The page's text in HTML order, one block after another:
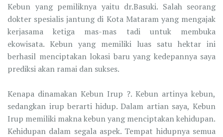
Kebun yang pemiliknya yaitu dr.Basuki. Salah seorang
dokter spesialis jantung di Kota Mataram yang mengajak
kerjasama ketiga mas-mas tadi untuk membuka
ekowisata. Kebun yang memiliki luas satu hektar ini
berhasil menciptakan lokasi baru yang kedepannya saya
prediksi akan ramai dan sukses.
Kenapa dinamakan Kebun Irup ?. Kebun artinya kebun,
sedangkan irup berarti hidup. Dalam artian saya, Kebun
Irup memiliki makna kebun yang menciptakan kehidupan.
Kehidupan dalam segala aspek. Tempat hidupnya semua